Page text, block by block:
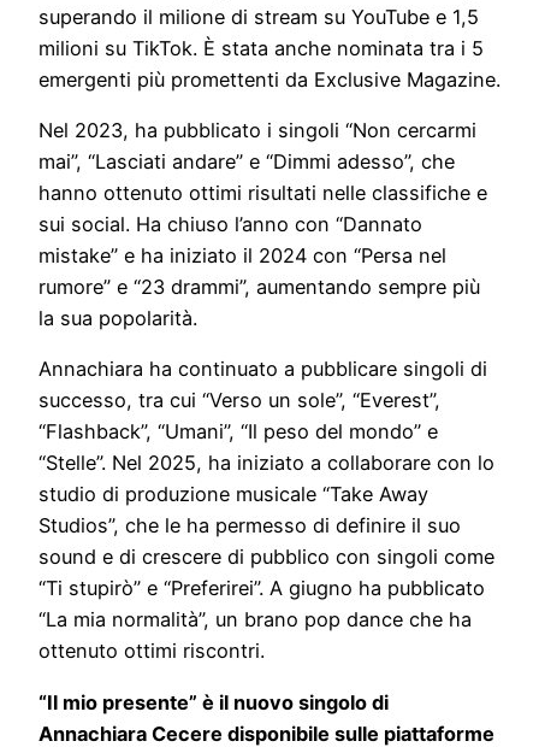
superando il milione di stream su YouTube e 1,5
milioni su TikTok. È stata anche nominata tra i 5
emergenti più promettenti da Exclusive Magazine.
Nel 2023, ha pubblicato i singoli “Non cercarmi
mai”, “Lasciati andare” e “Dimmi adesso”, che
hanno ottenuto ottimi risultati nelle classifiche e
sui social. Ha chiuso l’anno con “Dannato
mistake” e ha iniziato il 2024 con “Persa nel
rumore” e “23 drammi”, aumentando sempre più
la sua popolarità.
Annachiara ha continuato a pubblicare singoli di
successo, tra cui “Verso un sole”, “Everest”,
“Flashback”, “Umani”, “Il peso del mondo” e
“Stelle”. Nel 2025, ha iniziato a collaborare con lo
studio di produzione musicale “Take Away
Studios”, che le ha permesso di definire il suo
sound e di crescere di pubblico con singoli come
“Ti stupirò” e “Preferirei”. A giugno ha pubblicato
“La mia normalità”, un brano pop dance che ha
ottenuto ottimi riscontri.
“Il mio presente” è il nuovo singolo di
Annachiara Cecere disponibile sulle piattaforme